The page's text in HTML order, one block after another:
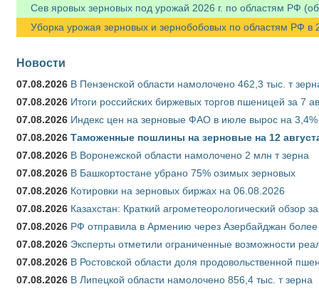
Сев яровых зерновых под урожай 2026 г. по областям РФ
Уборка урожая зерновых и зернобобовых по областям РФ в
Новости
07.08.2026 В Пензенской области намолочено 462,3 тыс. т
07.08.2026 Итоги российских биржевых торгов пшеницей за 7
07.08.2026 Индекс цен на зерновые ФАО в июле вырос на 3,4%
07.08.2026 Таможенные пошлины на зерновые на 12
07.08.2026 В Воронежской области намолочено 2 млн т зерна
07.08.2026 В Башкортостане убрано 75% озимых зерновых
07.08.2026 Котировки на зерновых биржах на 06.08.2026
07.08.2026 Казахстан: Краткий агрометеорологический обзор
07.08.2026 РФ отправила в Армению через Азербайджан более
07.08.2026 Эксперты отметили ограниченные возможности
07.08.2026 В Ростовской области доля продовольственной
07.08.2026 В Липецкой области намолочено 856,4 тыс. т зерна